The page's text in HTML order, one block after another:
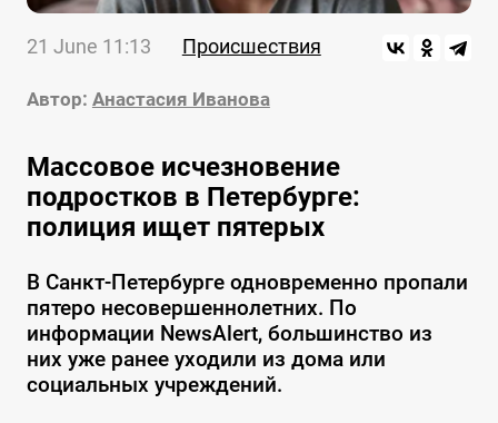
21 June 11:13 Происшествия
Автор: Анастасия Иванова
Массовое исчезновение
подростков в Петербурге:
полиция ищет пятерых
В Санкт-Петербурге одновременно пропали
пятеро несовершеннолетних. По
информации NewsAlert, большинство из
них уже ранее уходили из дома или
социальных учреждений.